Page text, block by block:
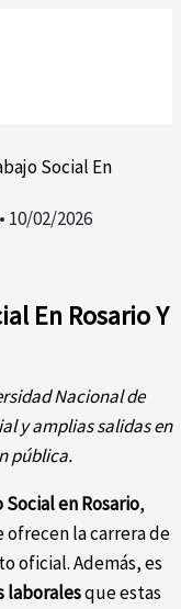
Social En
• 10/02/2026
En Rosario Y
Nacional de
y amplias salidas en
pública.
Social en Rosario,
ofrecen la carrera de
oficial. Además, es
laboralesque estas